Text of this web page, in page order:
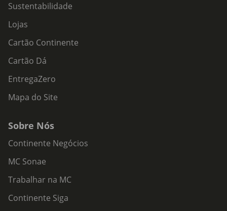
Sustentabilidade
Lojas
Cartão Continente
Cartão Dá
EntregaZero
Mapa do Site
Sobre Nós
Continente Negócios
MC Sonae
Trabalhar na MC
Continente Siga